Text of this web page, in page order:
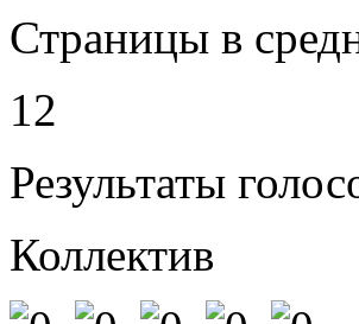
Страницы в
12
Результаты
Коллектив